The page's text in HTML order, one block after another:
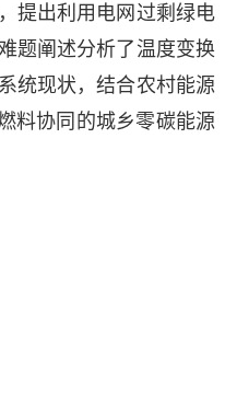
提出利用电网过剩绿电
题阐述分析了温度变换
统现状，结合农村能源
料协同的城乡零碳能源